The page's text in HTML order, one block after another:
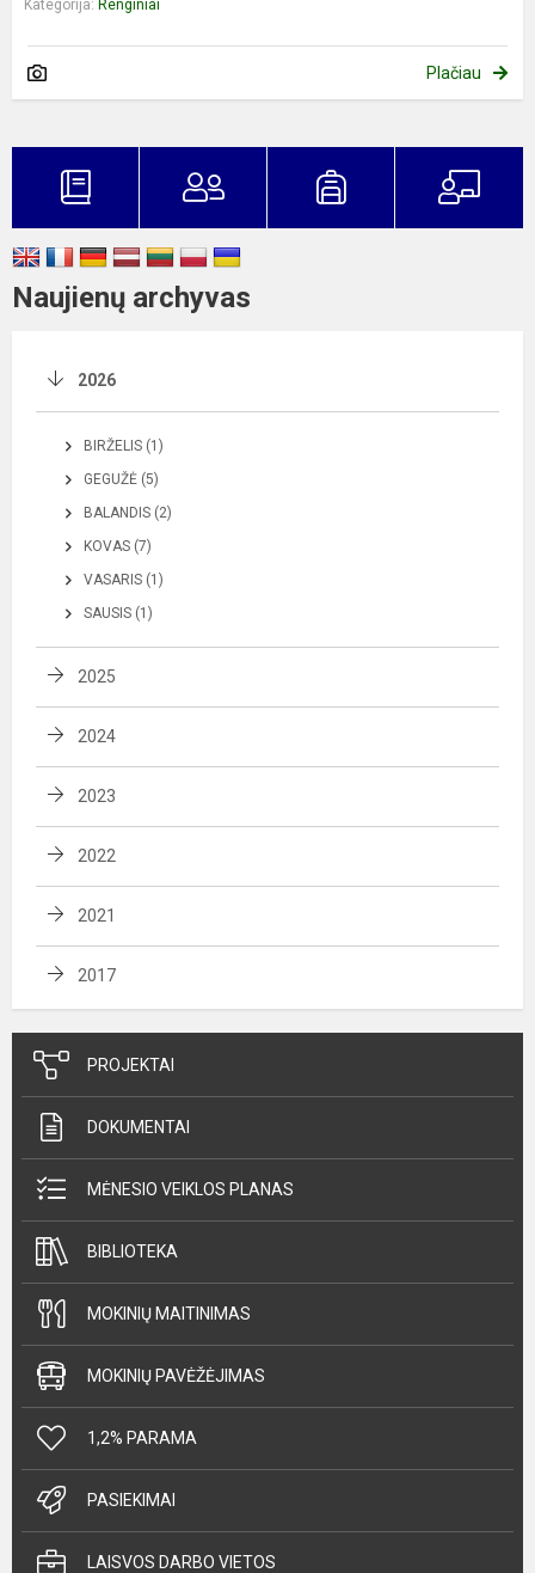
Kategorija: Renginiai
Plačiau
Naujienų archyvas
2026
BIRŽELIS (1)
GEGUŽĖ (5)
BALANDIS (2)
KOVAS (7)
VASARIS (1)
SAUSIS (1)
2025
2024
2023
2022
2021
2017
PROJEKTAI
DOKUMENTAI
MĖNESIO VEIKLOS PLANAS
BIBLIOTEKA
MOKINIŲ MAITINIMAS
MOKINIŲ PAVĖŽĖJIMAS
1,2% PARAMA
PASIEKIMAI
LAISVOS DARBO VIETOS